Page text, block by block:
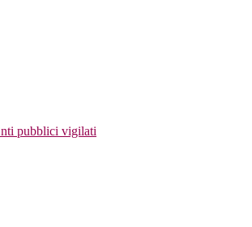
pubblici vigilati